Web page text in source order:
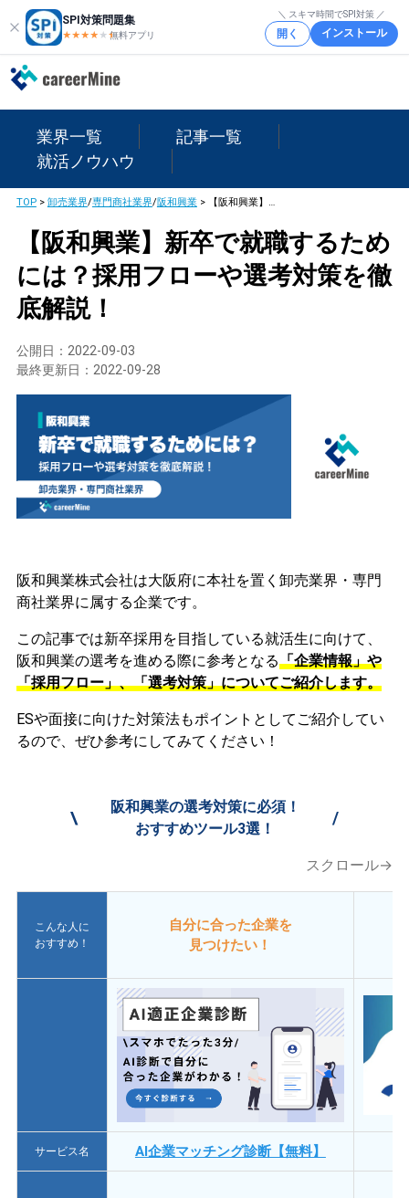
SPI対策問題集
★★★★ ★★
無料アプリ
＼ スキマ時間でSPI対策 ／
開く インストール
業界一覧
記事一覧
就活ノウハウ
TOP> 卸売業界/専門商社業界/阪和興業> 【阪和興業】新卒で就職するためには？採用フローや選考対策を徹底解説！
【阪和興業】新卒で就職するため
には？採用フローや選考対策を徹
底解説！
公開日： 2022-09-03
最終更新日： 2022-09-28
阪和興業株式会社は大阪府に本社を置く卸売業界・専門
商社業界に属する企業です。
この記事では新卒採用を目指している就活生に向けて、
阪和興業の選考を進める際に参考となる「企業情報」や
「採用フロー」、「選考対策」についてご紹介します。
ESや面接に向けた対策法もポイントとしてご紹介してい
るので、ぜひ参考にしてみてください！
\
阪和興業の選考対策に必須！
おすすめツール3選！
/
スクロール→
こんな人に
おすすめ！
自分に合った企業を
見つけたい！
サービス名 AI企業マッチング診断【無料】